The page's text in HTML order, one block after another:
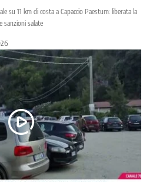
su 11 km di costa a Capaccio Paestum: liberata la
sanzioni salate